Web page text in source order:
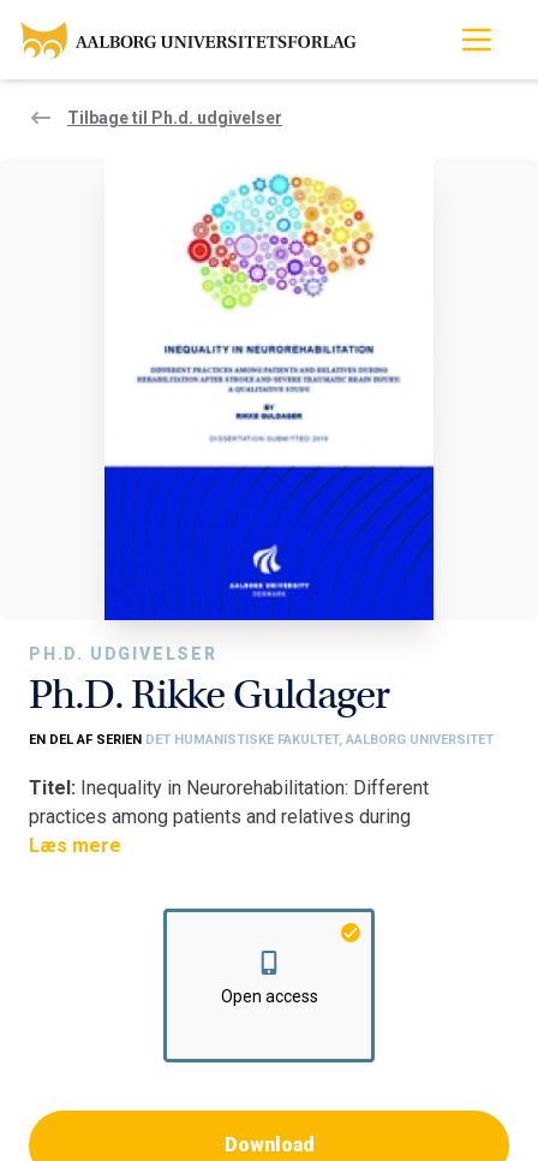
Tilbage til Ph.d. udgivelser
PH.D. UDGIVELSER
Ph.D. Rikke Guldager
EN DEL AF SERIEN DET HUMANISTISKE FAKULTET, AALBORG UNIVERSITET
Titel: Inequality in Neurorehabilitation: Different
practices among patients and relatives during
rehabilitation after stroke and severe traumatic brain
Det Humanistiske Fakultet
Institut for Læring og Filosofi
Læs mere
Open access
Download